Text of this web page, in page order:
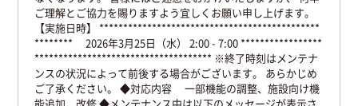
ご理解とご協力を賜りますよう宜しくお願い申し上げます。
【実施日時】
**********************************************
******** 2026年3月25日（水） 2:00 - 7:00 *****************
************************************* ※終了時刻はメンテナ
ンスの状況によって前後する場合がございます。
あらかじめ
ご了承ください。 ◆対応内容 一部機能の調整、施設向け機
能追加、改修◆メンテナンス中は以下のメッセージが表示さ